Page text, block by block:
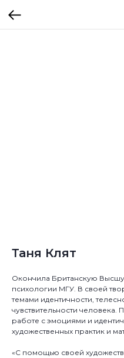
Таня Клят
Окончила Британскую
психологии МГУ. В своей
темами идентичности,
чувствительности человека.
работе с эмоциями и
художественных практик и
«С помощью своей